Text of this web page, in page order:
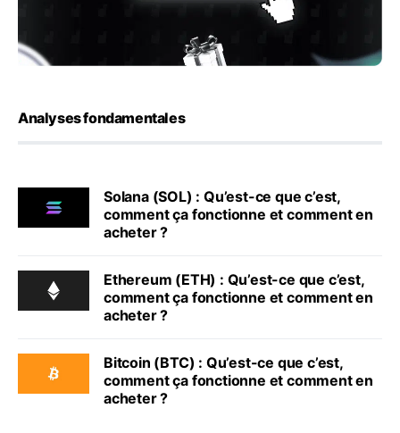
Analyses fondamentales
Solana (SOL) : Qu’est-ce que c’est,
comment ça fonctionne et comment en
acheter ?
Ethereum (ETH) : Qu’est-ce que c’est,
comment ça fonctionne et comment en
acheter ?
Bitcoin (BTC) : Qu’est-ce que c’est,
comment ça fonctionne et comment en
acheter ?